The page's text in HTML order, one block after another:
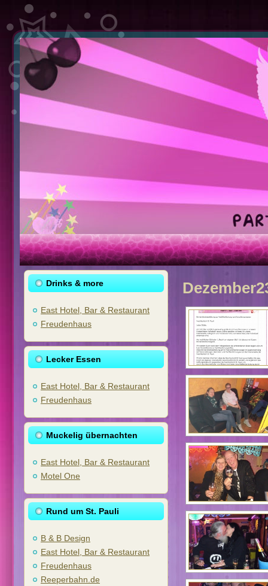
Drinks & more
East Hotel, Bar & Restaurant
Freudenhaus
Lecker Essen
East Hotel, Bar & Restaurant
Freudenhaus
Muckelig übernachten
East Hotel, Bar & Restaurant
Motel One
Rund um St. Pauli
B & B Design
East Hotel, Bar & Restaurant
Freudenhaus
Reeperbahn.de